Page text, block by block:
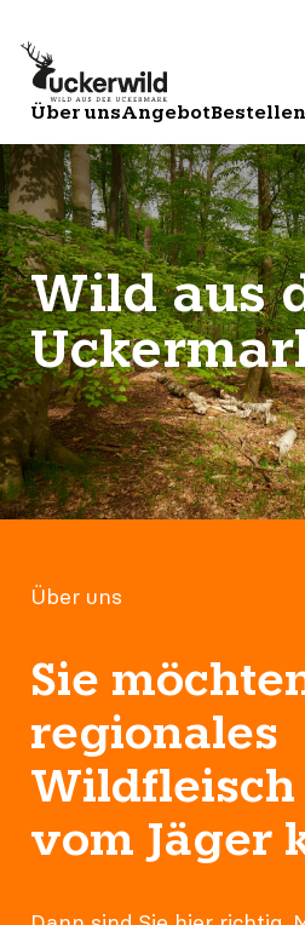
Über unsAngebotBestellen
Wild aus
Über uns
Sie
regionales
vom Jäger